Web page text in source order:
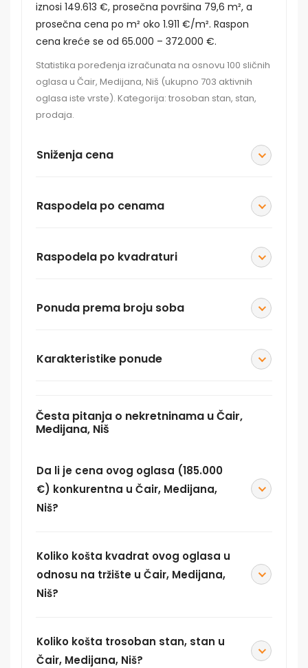
iznosi 149.613 €, prosečna površina 79,6 m², a
prosečna cena po m² oko 1.911 €/m². Raspon
cena kreće se od 65.000 – 372.000 €.
Statistika poređenja izračunata na osnovu 100 sličnih
oglasa u Čair, Medijana, Niš (ukupno 703 aktivnih
oglasa iste vrste). Kategorija: trosoban stan, stan,
prodaja.
Sniženja cena
Raspodela po cenama
Raspodela po kvadraturi
Ponuda prema broju soba
Karakteristike ponude
Česta pitanja o nekretninama u Čair,
Medijana, Niš
Da li je cena ovog oglasa (185.000
€) konkurentna u Čair, Medijana,
Niš?
Koliko košta kvadrat ovog oglasa u
odnosu na tržište u Čair, Medijana,
Niš?
Koliko košta trosoban stan, stan u
Čair, Medijana, Niš?